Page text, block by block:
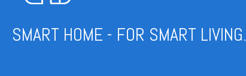
SMART HOME - FOR SMART LIVING.